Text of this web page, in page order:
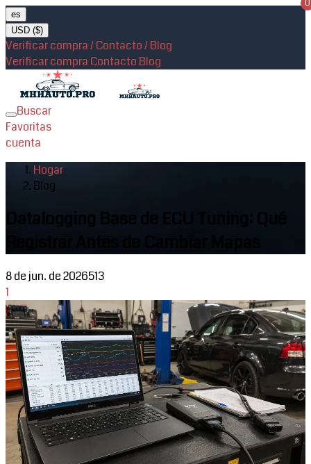
es
USD ($)
Verificar compra / Contacto / Blog
Verificar compra Contacto Blog
Toggle
navigation
Buscar
Favoritas
cuenta
0
Hogar
Blog
Datalogging Base de ECU Tuning: Qué
8 de jun. de 2026513
1